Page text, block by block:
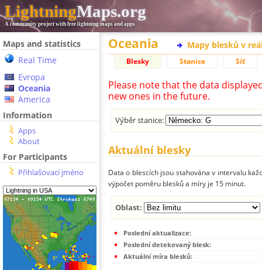
LightningMaps.org
A community project with free lightning maps and apps
Maps and statistics
Real Time
Evropa
Oceania
America
Information
Apps
About
For Participants
Přihlašovací jméno
Oceania Mapy blesků v
Blesky Stanice Síť
Please note that the data
new ones in the future.
Výběr stanice:
Aktuální blesky
Data o blescích jsou stahována v intervalu
výpočet poměru blesků a míry je 15 minut.
Oblast:
Poslední aktualizace:
Poslední detekovaný blesk:
Aktuální míra blesků: